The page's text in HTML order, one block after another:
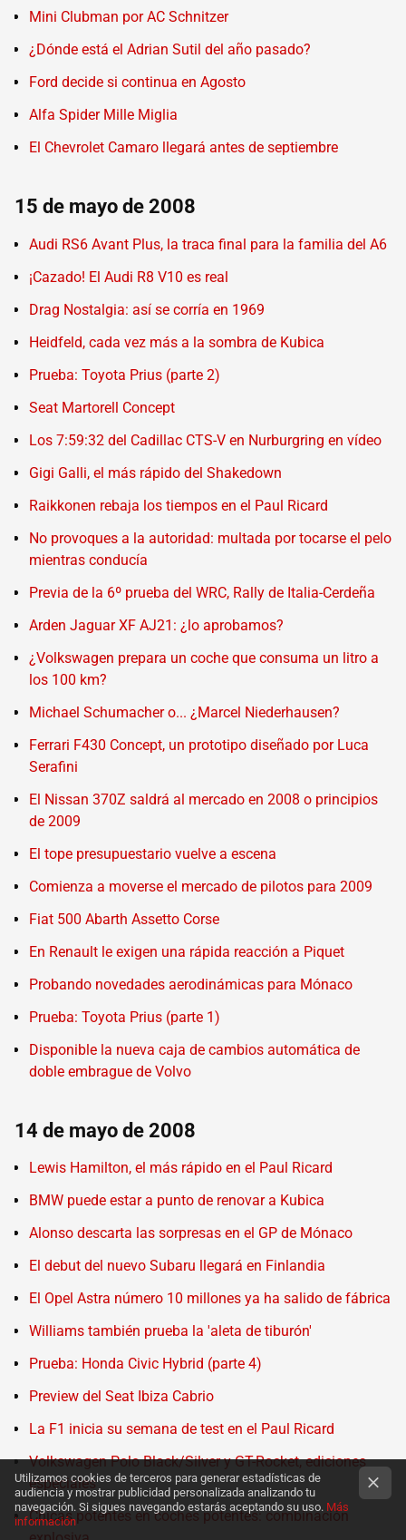
Mini Clubman por AC Schnitzer
¿Dónde está el Adrian Sutil del año pasado?
Ford decide si continua en Agosto
Alfa Spider Mille Miglia
El Chevrolet Camaro llegará antes de septiembre
15 de mayo de 2008
Audi RS6 Avant Plus, la traca final para la familia del A6
¡Cazado! El Audi R8 V10 es real
Drag Nostalgia: así se corría en 1969
Heidfeld, cada vez más a la sombra de Kubica
Prueba: Toyota Prius (parte 2)
Seat Martorell Concept
Los 7:59:32 del Cadillac CTS-V en Nurburgring en vídeo
Gigi Galli, el más rápido del Shakedown
Raikkonen rebaja los tiempos en el Paul Ricard
No provoques a la autoridad: multada por tocarse el pelo
mientras conducía
Previa de la 6º prueba del WRC, Rally de Italia-Cerdeña
Arden Jaguar XF AJ21: ¿lo aprobamos?
¿Volkswagen prepara un coche que consuma un litro a
los 100 km?
Michael Schumacher o... ¿Marcel Niederhausen?
Ferrari F430 Concept, un prototipo diseñado por Luca
Serafini
El Nissan 370Z saldrá al mercado en 2008 o principios
de 2009
El tope presupuestario vuelve a escena
Comienza a moverse el mercado de pilotos para 2009
Fiat 500 Abarth Assetto Corse
En Renault le exigen una rápida reacción a Piquet
Probando novedades aerodinámicas para Mónaco
Prueba: Toyota Prius (parte 1)
Disponible la nueva caja de cambios automática de
doble embrague de Volvo
14 de mayo de 2008
Lewis Hamilton, el más rápido en el Paul Ricard
BMW puede estar a punto de renovar a Kubica
Alonso descarta las sorpresas en el GP de Mónaco
El debut del nuevo Subaru llegará en Finlandia
El Opel Astra número 10 millones ya ha salido de fábrica
Williams también prueba la 'aleta de tiburón'
Prueba: Honda Civic Hybrid (parte 4)
Preview del Seat Ibiza Cabrio
La F1 inicia su semana de test en el Paul Ricard
Volkswagen Polo Black/Silver y GT-Rocket, ediciones
especiales
Chicas potentes en coches potentes: combinación
Utilizamos cookies de terceros para generar estadísticas de
audiencia y mostrar publicidad personalizada analizando tu
navegación. Si sigues navegando estarás aceptando su uso. Más
información